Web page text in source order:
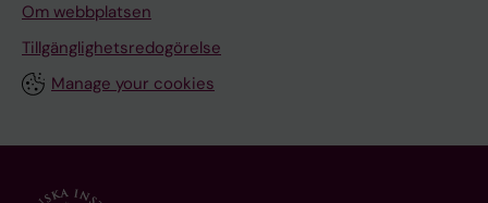
Om webbplatsen
Tillgänglighetsredogörelse
Manage your cookies